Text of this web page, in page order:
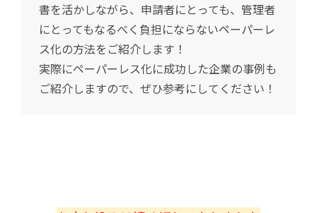
書を活かしながら、申請者にとっても、管理者
にとってもなるべく負担にならないペーパーレ
ス化の方法をご紹介します！
実際にペーパーレス化に成功した企業の事例も
ご紹介しますので、ぜひ参考にしてください！